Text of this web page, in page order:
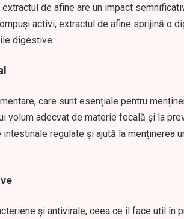
de afine are un impact
activi, extractul de afine sprijină o
digestive.
care sunt esențiale pentru
volum adecvat de materie fecală și la
regulate și ajută la menținerea
și antivirale, ceea ce îl face util în